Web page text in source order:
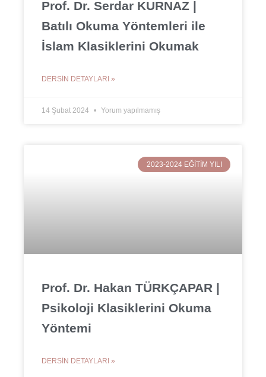
Prof. Dr. Serdar KURNAZ |
Batılı Okuma Yöntemleri ile
İslam Klasiklerini Okumak
DERSIN DETAYLARI »
14 Şubat 2024 Yorum yapılmamış
2023-2024 EĞITIM YILI
Prof. Dr. Hakan TÜRKÇAPAR |
Psikoloji Klasiklerini Okuma
Yöntemi
DERSIN DETAYLARI »